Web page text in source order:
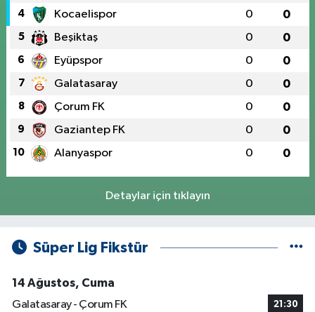
4 Kocaelispor 0 0
5 Beşiktaş 0 0
6 Eyüpspor 0 0
7 Galatasaray 0 0
8 Çorum FK 0 0
9 Gaziantep FK 0 0
10 Alanyaspor 0 0
Detaylar için tıklayın
Süper Lig Fikstür
14 Ağustos, Cuma
Galatasaray - Çorum FK
21:30